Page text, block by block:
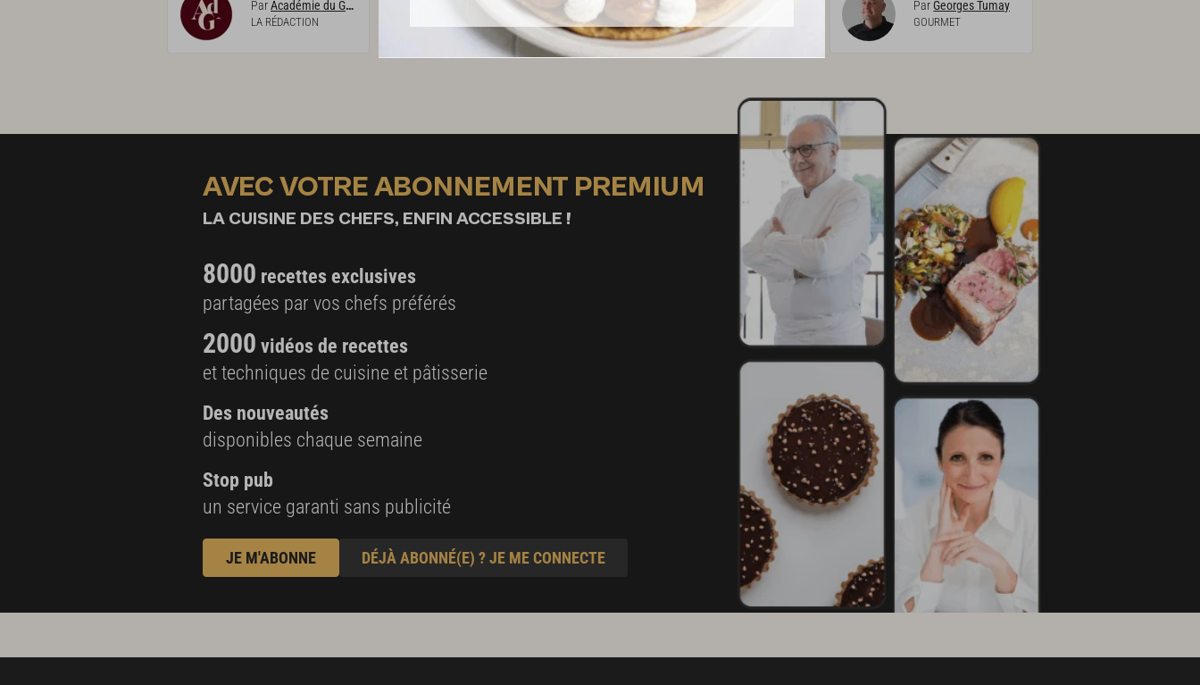
ParAcadémie du Goût
LA RÉDACTION
BLOGUEUR
FONDATEUR
Par Charles cuisine
ParGeorges Tumay
GOURMET
AVEC VOTRE ABONNEMENT PREMIUM
LA CUISINE DES CHEFS, ENFIN ACCESSIBLE !
8000 recettes exclusives
partagées par vos chefs préférés
2000 vidéos de recettes
et techniques de cuisine et pâtisserie
Des nouveautés
disponibles chaque semaine
Stop pub
un service garanti sans publicité
JE M'ABONNE DÉJÀ ABONNÉ(E) ? JE ME CONNECTE